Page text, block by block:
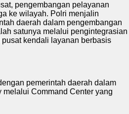
pengembangan pelayanan
ke wilayah. Polri menjalin
daerah dalam pengembangan
satunya melalui pengintegrasian
kendali layanan berbasis
pemerintah daerah dalam
melalui Command Center yang